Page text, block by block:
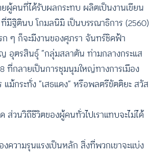
ผู้คนที่ได้รับผลกระทบ ผลิตเป็นงานเขียน
มีฐิตินบ โกมลนิมิ เป็นบรรณาธิการ (2560)
ก ๆ ก็จะมีงานของศุภรา จันทร์ชิดฟ้า
อุตรสินธุ์ “กลุ่มสลาตัน ท่ามกลางกระแส
ที่กลายเป็นการชุมนุมใหญ่ทางการเมือง
ม้กระทั่ง “เสธแดง” หรือพลตรีขัตติยะ สวัส
วนวิถีชีวิตของผู้คนทั่วไปเราแทบจะไม่ได้
วามรุนแรงเป็นหลัก สิ่งที่พวกเขาจะแบ่ง